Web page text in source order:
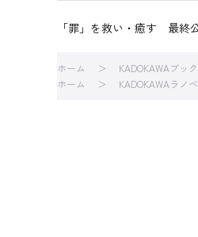
「罪」を救い・癒す 最終
ホーム KADOKAWAブッ
ホーム
KADOKAWAラノ